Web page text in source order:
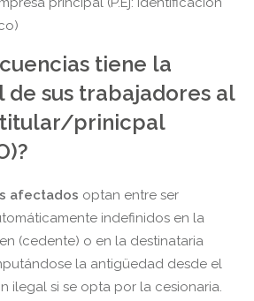
tiene la
de sus trabajadores al
prinicpal
afectados optan entre ser
indefinidos en la
(cedente) o en la destinataria
la antigüedad desde el
ilegal si se opta por la cesionaria.